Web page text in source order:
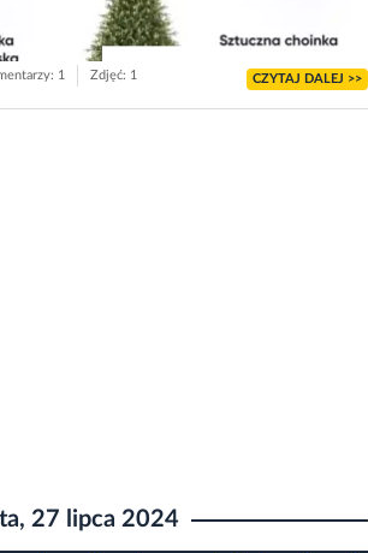
1 Zdjęć: 1 CZYTAJ DALEJ >>
27 lipca 2024